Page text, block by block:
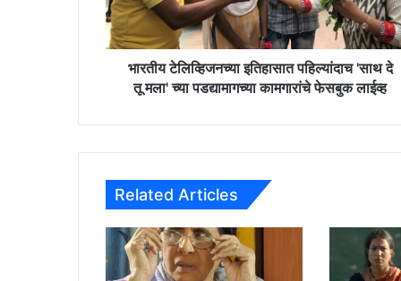
व्हि
ज
न
हा
प
दा
च
भारतीय टेलिव्हिजनच्या इतिहासात पहिल्यांदाच 'साथ दे
तू मला' च्या पडद्यामागच्या कामगारांचे फेसबुक लाईव्ह
Related Articles